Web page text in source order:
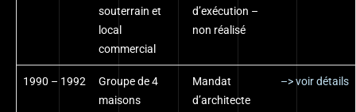
souterrain et
local
commercial
d’exécution –
non réalisé
1990 – 1992
Groupe de 4
maisons
Mandat
d’architecte
–> voir détails